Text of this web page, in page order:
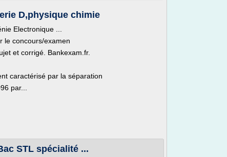
D,physique chimie
Electronique ...
le concours/examen
et corrigé. Bankexam.fr.
caractérisé par la séparation
par...
STL spécialité ...